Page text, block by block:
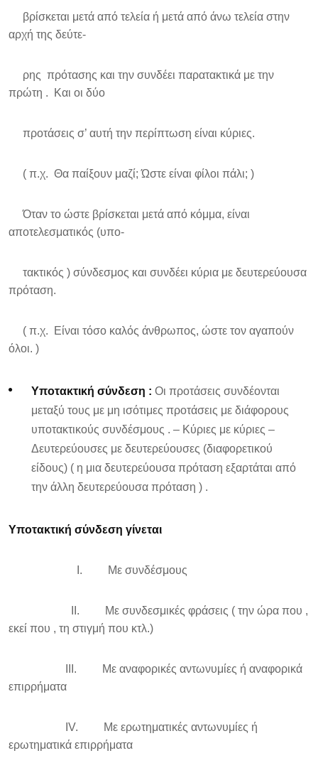
βρίσκεται μετά από τελεία ή μετά από άνω τελεία στην
αρχή της δεύτε-
ρης πρότασης και την συνδέει παρατακτικά με την
πρώτη . Και οι δύο
προτάσεις σ’ αυτή την περίπτωση είναι κύριες.
( π.χ. Θα παίξουν μαζί; Ώστε είναι φίλοι πάλι; )
Όταν το ώστε βρίσκεται μετά από κόμμα, είναι
αποτελεσματικός (υπο-
τακτικός ) σύνδεσμος και συνδέει κύρια με δευτερεύουσα
πρόταση.
( π.χ. Είναι τόσο καλός άνθρωπος, ώστε τον αγαπούν
όλοι. )
Υποτακτική σύνδεση : Οι προτάσεις συνδέονται
μεταξύ τους με μη ισότιμες προτάσεις με διάφορους
υποτακτικούς συνδέσμους . – Κύριες με κύριες –
Δευτερεύουσες με δευτερεύουσες (διαφορετικού
είδους) ( η μια δευτερεύουσα πρόταση εξαρτάται από
την άλλη δευτερεύουσα πρόταση ) .
Υποτακτική σύνδεση γίνεται
I. Με συνδέσμους
II. Με συνδεσμικές φράσεις ( την ώρα που ,
εκεί που , τη στιγμή που κτλ.)
III. Με αναφορικές αντωνυμίες ή αναφορικά
επιρρήματα
IV. Με ερωτηματικές αντωνυμίες ή
ερωτηματικά επιρρήματα